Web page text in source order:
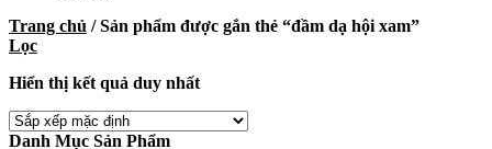
Trang chủ /Sản phẩm được gắn thẻ “đầm dạ hội xam”
Lọc
Hiển thị kết quả duy nhất
Danh Mục Sản Phẩm